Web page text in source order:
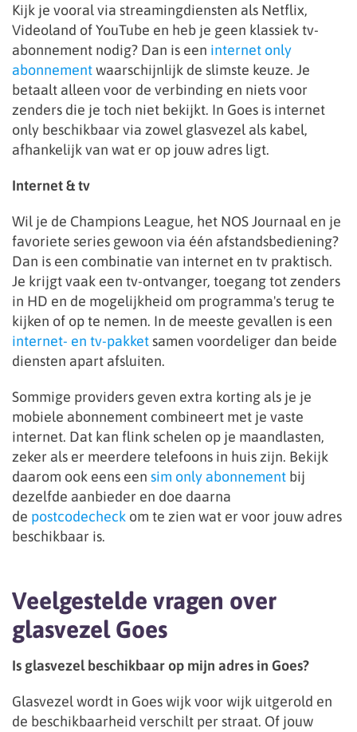
Kijk je vooral via streamingdiensten als Netflix,
Videoland of YouTube en heb je geen klassiek tv-
abonnement nodig? Dan is een internet only
abonnementwaarschijnlijk de slimste keuze. Je
betaalt alleen voor de verbinding en niets voor
zenders die je toch niet bekijkt. In Goes is internet
only beschikbaar via zowel glasvezel als kabel,
afhankelijk van wat er op jouw adres ligt.
Internet & tv
Wil je de Champions League, het NOS Journaal en je
favoriete series gewoon via één afstandsbediening?
Dan is een combinatie van internet en tv praktisch.
Je krijgt vaak een tv-ontvanger, toegang tot zenders
in HD en de mogelijkheid om programma's terug te
kijken of op te nemen. In de meeste gevallen is een
internet- en tv-pakket samen voordeliger dan beide
diensten apart afsluiten.
Sommige providers geven extra korting als je je
mobiele abonnement combineert met je vaste
internet. Dat kan flink schelen op je maandlasten,
zeker als er meerdere telefoons in huis zijn. Bekijk
daarom ook eens een sim only abonnement bij
dezelfde aanbieder en doe daarna
de postcodecheck om te zien wat er voor jouw adres
beschikbaar is.
Veelgestelde vragen over
glasvezel Goes
Is glasvezel beschikbaar op mijn adres in Goes?
Glasvezel wordt in Goes wijk voor wijk uitgerold en
de beschikbaarheid verschilt per straat. Of jouw